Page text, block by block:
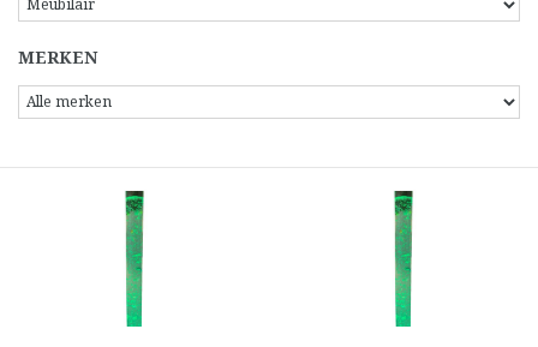
MERKEN